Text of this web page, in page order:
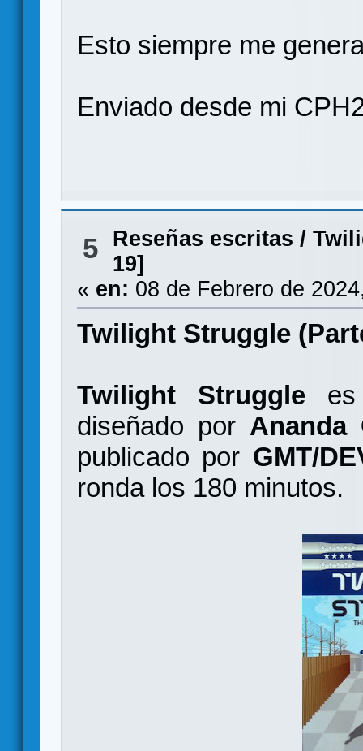
Esto siempre me
Enviado desde mi
5 Reseñas escritas /
19]
« en: 08 de Febrero de
Twilight Struggle
Twilight Struggle es
diseñado por Ananda
publicado por GMT/
ronda los 180 minutos.